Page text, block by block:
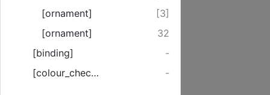
[ornament]
[3]
[ornament]
32
[binding]
-
[colour_checker]
-